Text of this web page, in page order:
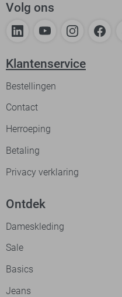
Volg ons
Klantenservice
Bestellingen
Contact
Herroeping
Betaling
Privacy verklaring
Ontdek
Dameskleding
Sale
Basics
Jeans